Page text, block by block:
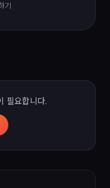
기
필요합니다.